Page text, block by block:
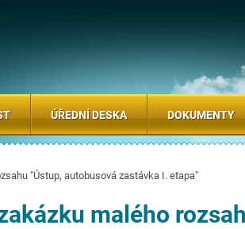
"Ústup, autobusová zastávka I. etapa"
malého
ÚŘEDNÍ DESKA DOKUMENTY